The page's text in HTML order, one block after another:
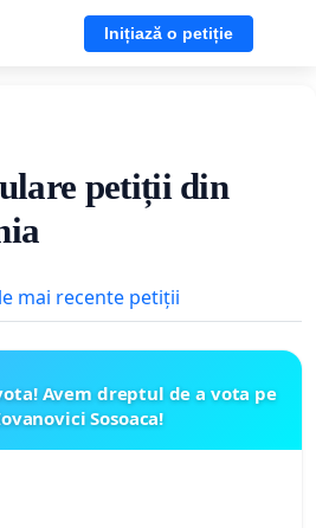
Inițiază o petiție
petiții din
mai recente petiții
Avem dreptul de a vota pe
Sosoaca!